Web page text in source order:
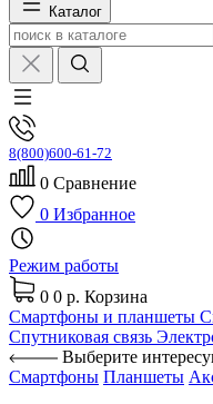
Каталог
8(800)600-61-72
0 Сравнение
0 Избранное
Режим работы
0 0 р. Корзина
Смартфоны и планшеты
Спутниковая связь
Выберите
Смартфоны Планшеты